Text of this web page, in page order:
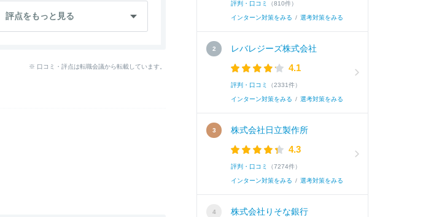
評点をもっと見る
2.5
※ 口コミ・評点は転職会議から転載しています。
評判・口コミ （810件）
インターン対策をみる / 選考対策をみる
レバレジーズ株式会社
4.1
評判・口コミ （2331件）
インターン対策をみる / 選考対策をみる
株式会社日立製作所
4.3
評判・口コミ （7274件）
インターン対策をみる / 選考対策をみる
株式会社りそな銀行